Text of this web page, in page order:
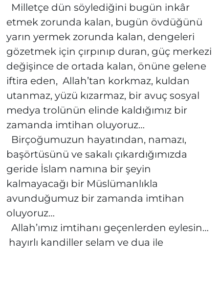
Milletçe dün söylediğini bugün inkâr
etmek zorunda kalan, bugün övdüğünü
yarın yermek zorunda kalan, dengeleri
gözetmek için çırpınıp duran, güç merkezi
değişince de ortada kalan, önüne gelene
iftira eden, Allah’tan korkmaz, kuldan
utanmaz, yüzü kızarmaz, bir avuç sosyal
medya trolünün elinde kaldığımız bir
zamanda imtihan oluyoruz…
Birçoğumuzun hayatından, namazı,
başörtüsünü ve sakalı çıkardığımızda
geride İslam namına bir şeyin
kalmayacağı bir Müslümanlıkla
avunduğumuz bir zamanda imtihan
oluyoruz…
Allah’ımız imtihanı geçenlerden eylesin…
hayırlı kandiller selam ve dua ile